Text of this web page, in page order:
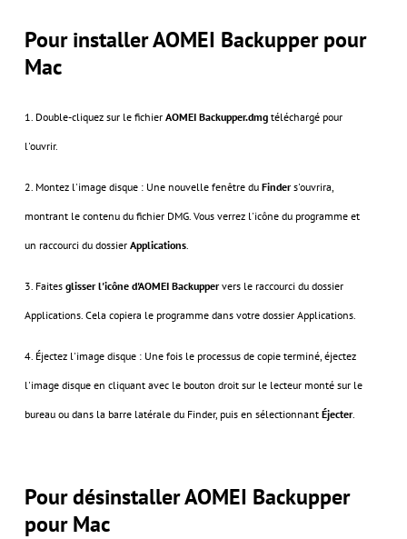
Pour installer AOMEI Backupper pour
Mac
1. Double-cliquez sur le fichier AOMEI Backupper.dmgtéléchargé pour
l'ouvrir.
2. Montez l'image disque : Une nouvelle fenêtre du Finders'ouvrira,
montrant le contenu du fichier DMG. Vous verrez l'icône du programme et
un raccourci du dossier Applications.
3. Faites glisser l'icône d'AOMEI Backuppervers le raccourci du dossier
Applications. Cela copiera le programme dans votre dossier Applications.
4. Éjectez l'image disque : Une fois le processus de copie terminé, éjectez
l'image disque en cliquant avec le bouton droit sur le lecteur monté sur le
bureau ou dans la barre latérale du Finder, puis en sélectionnant Éjecter.
Pour désinstaller AOMEI Backupper
pour Mac